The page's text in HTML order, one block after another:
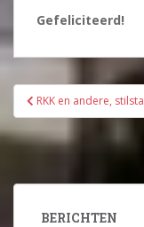
Gefeliciteerd!
Bericht
navigatie
RKK en andere,
BERICHTEN